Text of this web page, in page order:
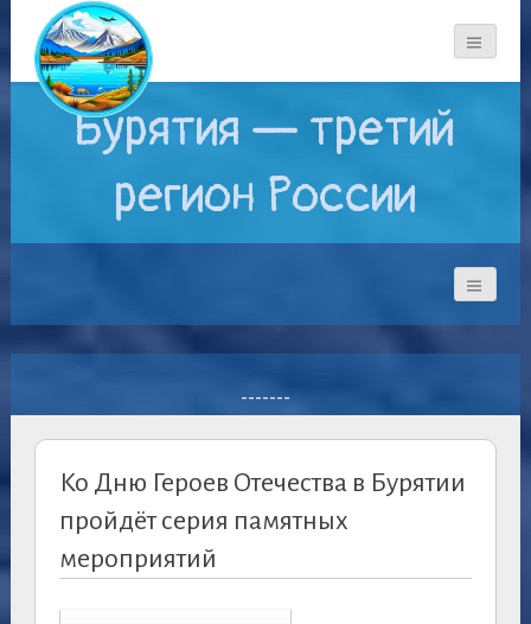
Бурятия — третий
регион России
-------
Ко Дню Героев Отечества в Бурятии
пройдёт серия памятных
мероприятий